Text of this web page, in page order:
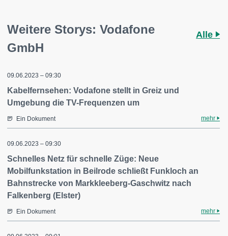
Weitere Storys: Vodafone
GmbH
Alle
09.06.2023 – 09:30
Kabelfernsehen: Vodafone stellt in Greiz und
Umgebung die TV-Frequenzen um
Ein Dokument mehr
09.06.2023 – 09:30
Schnelles Netz für schnelle Züge: Neue
Mobilfunkstation in Beilrode schließt Funkloch an
Bahnstrecke von Markkleeberg-Gaschwitz nach
Falkenberg (Elster)
Ein Dokument mehr